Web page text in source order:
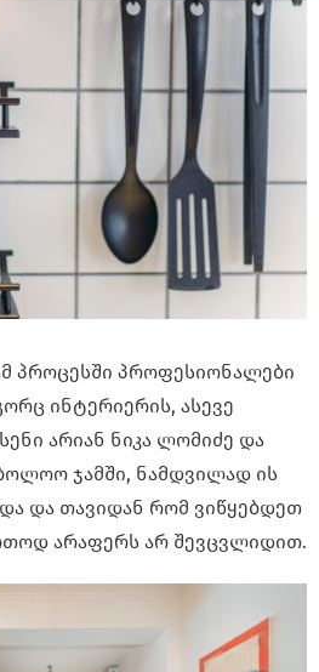
პროცესში პროფესიონალები
ინტერიერის, ასევე
არიან ნიკა ლომიძე და
ჯამში, ნამდვილად ის
და თავიდან რომ ვიწყებდეთ
არაფერს არ შევცვლიდით.